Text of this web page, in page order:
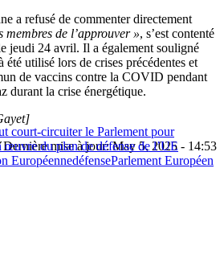
a refusé de commenter directement
membres de l’approuver », s’est contenté
jeudi 24 avril. Il a également souligné
été utilisé lors de crises précédentes et
de vaccins contre la COVID pendant
durant la crise énergétique.
court-circuiter le Parlement pour
œuvre du plan de défense de l’UE
Dernière mise à jour: May 5, 2025 - 14:53
EuropéennedéfenseParlement Européen